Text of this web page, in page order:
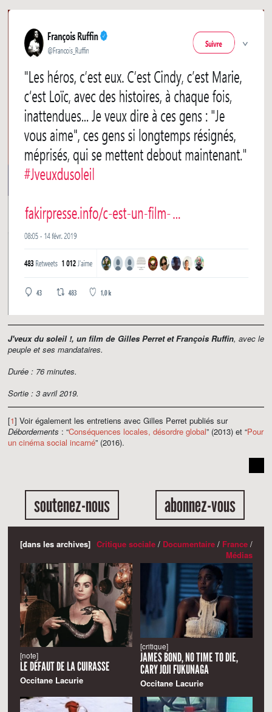
J'veux du soleil !, un film de Gilles Perret et François Ruffin, avec le
peuple et ses mandataires.
Durée : 76 minutes.
Sortie : 3 avril 2019.
[1] Voir également les entretiens avec Gilles Perret publiés sur
Débordements : “Conséquences locales, désordre global” (2013) et “Pour
un cinéma social incarné” (2016).
soutenez-nous abonnez-vous
[dans les archives] Critique sociale/ Documentaire/ France/
Médias
[note]
LE DÉFAUT DE LA CUIRASSE
Occitane Lacurie
[critique]
JAMES BOND, NO TIME TO DIE,
CARY JOJI FUKUNAGA
Occitane Lacurie